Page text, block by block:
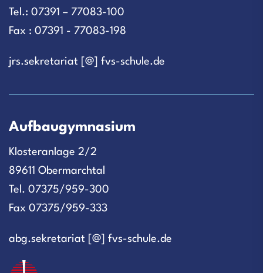
Tel.: 07391 – 77083-100
Fax : 07391 - 77083-198
jrs.sekretariat [@] fvs-schule.de
Aufbaugymnasium
Klosteranlage 2/2
89611 Obermarchtal
Tel. 07375/959-300
Fax 07375/959-333
abg.sekretariat [@] fvs-schule.de